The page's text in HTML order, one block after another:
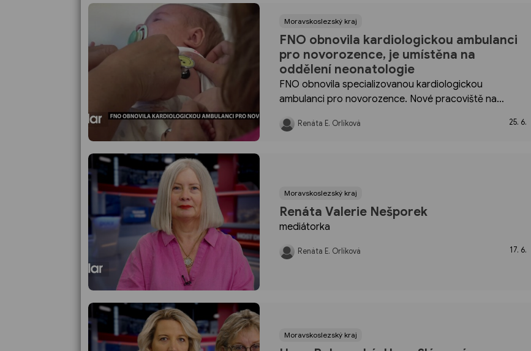
Moravskoslezský kraj
FNO obnovila kardiologickou ambulanci
pro novorozence, je umístěna na
oddělení neonatologie
FNO obnovila specializovanou kardiologickou
ambulanci pro novorozence. Nové pracoviště na
pacienty přímo v prostředí, které dobře znají, a bez
Renáta E. Orlíková 25. 6.
Moravskoslezský kraj
Renáta Valerie Nešporek
mediátorka
Renáta E. Orlíková 17. 6.
Moravskoslezský kraj